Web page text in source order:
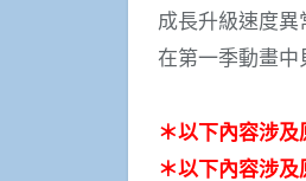
成長升級速度
在第一季動畫
＊以下內容涉
＊以下內容涉